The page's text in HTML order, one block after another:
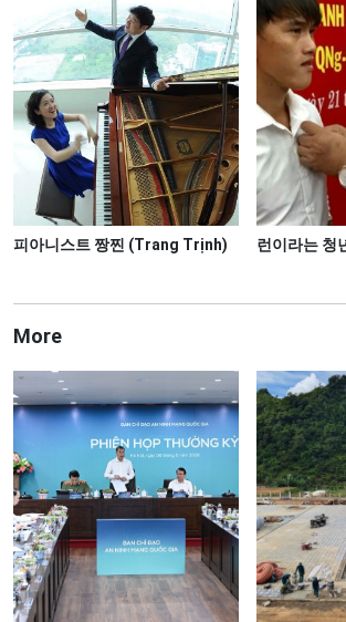
피아니스트 짱찐 (Trang Trịnh) 런이라는 청
More